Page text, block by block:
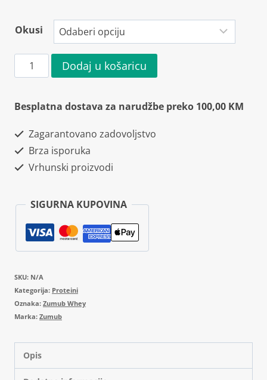
Okusi
Zumub
100%
Whey
Concentrate
500g
Dodaj u košaricu
Besplatna dostava za narudžbe preko 100,00 KM
Zagarantovano zadovoljstvo
Brza isporuka
Vrhunski proizvodi
SIGURNA KUPOVINA
SKU: N/A
Kategorija: Proteini
Oznaka: Zumub Whey
Marka: Zumub
Opis